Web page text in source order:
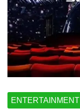
ENTERTAINMENT